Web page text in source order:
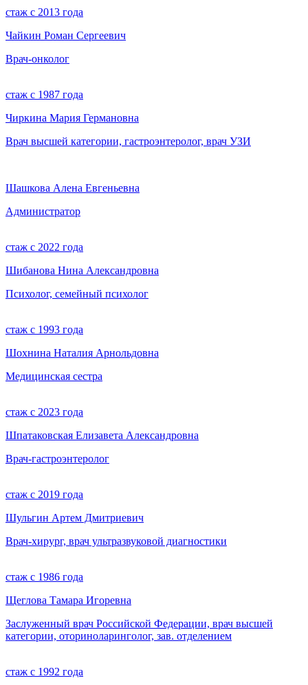
стаж с 2013 года
Чайкин Роман Сергеевич
Врач-онколог
стаж с 1987 года
Чиркина Мария Германовна
Врач высшей категории, гастроэнтеролог, врач УЗИ
Шашкова Алена Евгеньевна
Администратор
стаж с 2022 года
Шибанова Нина Александровна
Психолог, семейный психолог
стаж с 1993 года
Шохнина Наталия Арнольдовна
Медицинская сестра
стаж с 2023 года
Шпатаковская Елизавета Александровна
Врач-гастроэнтеролог
стаж с 2019 года
Шульгин Артем Дмитриевич
Врач-хирург, врач ультразвуковой диагностики
стаж с 1986 года
Щеглова Тамара Игоревна
Заслуженный врач Российской Федерации, врач высшей
категории, оториноларинголог, зав. отделением
стаж с 1992 года